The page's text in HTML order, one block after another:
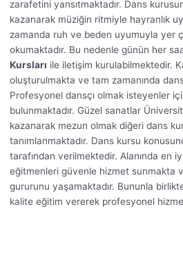
zarafetini yansıtmaktadır. Dans
kazanarak müziğin ritmiyle hayranlık
zamanda ruh ve beden uyumuyla yer
okumaktadır. Bu nedenle günün her
Kursları ile iletişim kurulabilmektedir.
oluşturulmakta ve tam zamanında
Profesyonel dansçı olmak isteyenler
bulunmaktadır. Güzel sanatlar
kazanarak mezun olmak diğeri dans
tanımlanmaktadır. Dans kursu
tarafından verilmektedir. Alanında en
eğitmenleri güvenle hizmet sunmakta
gururunu yaşamaktadır. Bununla
kalite eğitim vererek profesyonel